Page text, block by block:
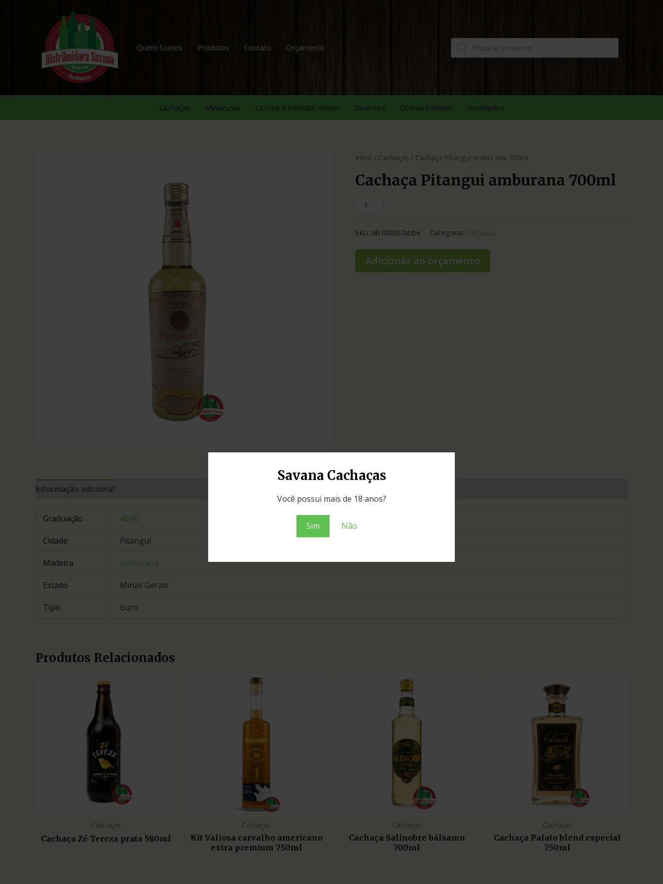
Savana Cachaças
Você possui mais de 18 anos?
Sim Não
Quem Somos Produtos Contato Orçamento
Cachaças Miniaturas Licores e bebidas mistas Diversos Outras bebidas Novidades
Início / Cachaças / Cachaça Pitangui amburana 700ml
Cachaça Pitangui amburana 700ml
SKU: 6b180037abbe Categoria: Cachaças
Adicionar ao orçamento
Informação adicional
Graduação 40.00
Cidade Pitangui
Madeira amburana
Estado Minas Gerais
Tipo ouro
Produtos Relacionados
Cachaças
Cachaça Zé Tereza prata 580ml
Cachaças
Kit Valiosa carvalho americano
extra premium 750ml
Cachaças
Cachaça Salinobre bálsamo
700ml
Cachaças
Cachaça Palato blend especial
750ml